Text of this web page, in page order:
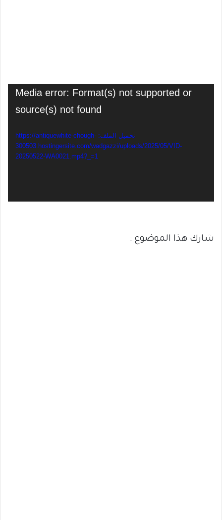
مشغلMedia error: Format(s) not supported or
source(s) not found
تحميل الملف: https://antiquewhite-chough-
300503.hostingersite.com/wadgazzi/uploads/2025/05/VID-
20250522-WA0021.mp4?_=1
شارك هذا الموضوع :